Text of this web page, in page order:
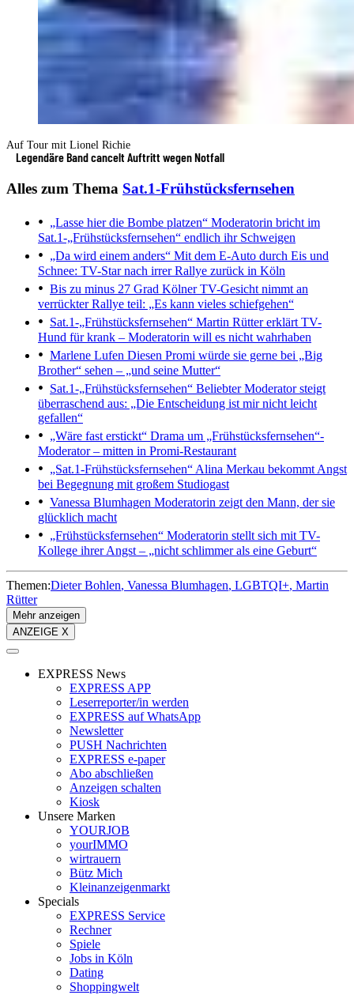
Auf Tour mit Lionel Richie
Legendäre Band cancelt Auftritt wegen Notfall
Alles zum Thema Sat.1-Frühstücksfernsehen
„Lasse hier die Bombe platzen“ Moderatorin bricht im
Sat.1-„Frühstücksfernsehen“ endlich ihr Schweigen
„Da wird einem anders“ Mit dem E-Auto durch Eis und
Schnee: TV-Star nach irrer Rallye zurück in Köln
Bis zu minus 27 Grad Kölner TV-Gesicht nimmt an
verrückter Rallye teil: „Es kann vieles schiefgehen“
Sat.1-„Frühstücksfernsehen“ Martin Rütter erklärt TV-
Hund für krank – Moderatorin will es nicht wahrhaben
Marlene Lufen Diesen Promi würde sie gerne bei „Big
Brother“ sehen – „und seine Mutter“
Sat.1-„Frühstücksfernsehen“ Beliebter Moderator steigt
überraschend aus: „Die Entscheidung ist mir nicht leicht
gefallen“
„Wäre fast erstickt“ Drama um „Frühstücksfernsehen“-
Moderator – mitten in Promi-Restaurant
„Sat.1-Frühstücksfernsehen“ Alina Merkau bekommt Angst
bei Begegnung mit großem Studiogast
Vanessa Blumhagen Moderatorin zeigt den Mann, der sie
glücklich macht
„Frühstücksfernsehen“ Moderatorin stellt sich mit TV-
Kollege ihrer Angst – „nicht schlimmer als eine Geburt“
Themen:Dieter Bohlen Vanessa Blumhagen LGBTQI+ Martin
Rütter
Mehr anzeigen
ANZEIGE X
EXPRESS News
EXPRESS APP
Leserreporter/in werden
EXPRESS auf WhatsApp
Newsletter
PUSH Nachrichten
EXPRESS e-paper
Abo abschließen
Anzeigen schalten
Kiosk
Unsere Marken
YOURJOB
yourIMMO
wirtrauern
Bütz Mich
Kleinanzeigenmarkt
Specials
EXPRESS Service
Rechner
Spiele
Jobs in Köln
Dating
Shoppingwelt